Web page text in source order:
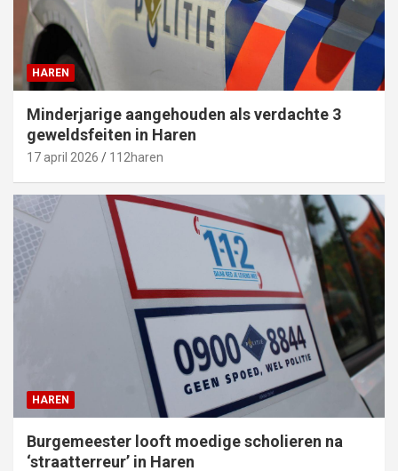
HAREN
Minderjarige aangehouden als verdachte 3
geweldsfeiten in Haren
17 april 2026 112haren
HAREN
Burgemeester looft moedige scholieren na
‘straatterreur’ in Haren